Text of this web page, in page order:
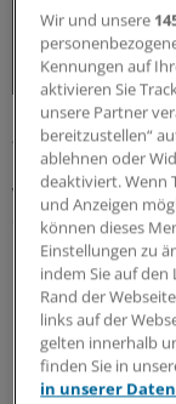
2001
„Als ich ein
Brustkrebs,
war, als handle
die Medizinerin.
Kerkhoff mit ins
Frauen zeigen,
Hochverrat
Familiär
Wir und unsere
Kennungen auf
aktivieren Sie
unsere Partner
bereitzustellen“
ablehnen oder
deaktiviert. Wenn
und Anzeigen
können dieses
Einstellungen zu
indem Sie auf
Rand der
links auf der
gelten innerhalb
finden Sie in
in unserer